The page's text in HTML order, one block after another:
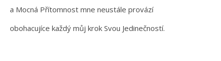
a Mocná Přítomnost mne neustále provází
obohacujíce každý můj krok Svou Jedinečností.